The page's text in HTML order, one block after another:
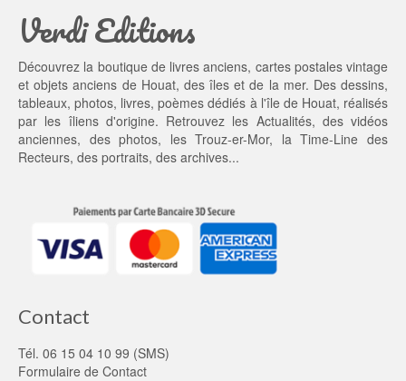
t :
0,
0
0 €.
Verdi Editions
Découvrez la boutique de livres anciens, cartes postales vintage
et objets anciens de Houat, des îles et de la mer. Des dessins,
tableaux, photos, livres, poèmes dédiés à l'île de Houat, réalisés
par les îliens d'origine. Retrouvez les Actualités, des vidéos
anciennes, desphotos, lesTrouz-er-Mor, laTime-Line des
Recteurs, des portraits, des archives...
Contact
Tél. 06 15 04 10 99 (SMS)
Formulaire de Contact